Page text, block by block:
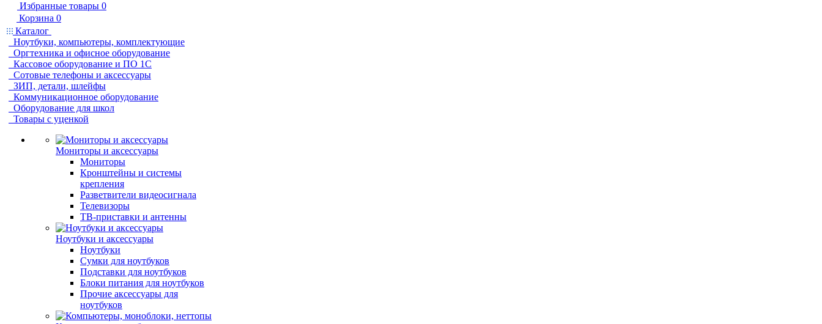
Избранные товары 0
Корзина 0
Каталог
Ноутбуки, компьютеры, комплектующие
Оргтехника и офисное оборудование
Кассовое оборудование и ПО 1С
Сотовые телефоны и аксессуары
ЗИП, детали, шлейфы
Коммуникационное оборудование
Оборудование для школ
Товары с уценкой
Мониторы и аксессуары
Мониторы
Кронштейны и системы
крепления
Разветвители видеосигнала
Телевизоры
ТВ-приставки и антенны
Ноутбуки и аксессуары
Ноутбуки
Сумки для ноутбуков
Подставки для ноутбуков
Блоки питания для ноутбуков
Прочие аксессуары для
ноутбуков